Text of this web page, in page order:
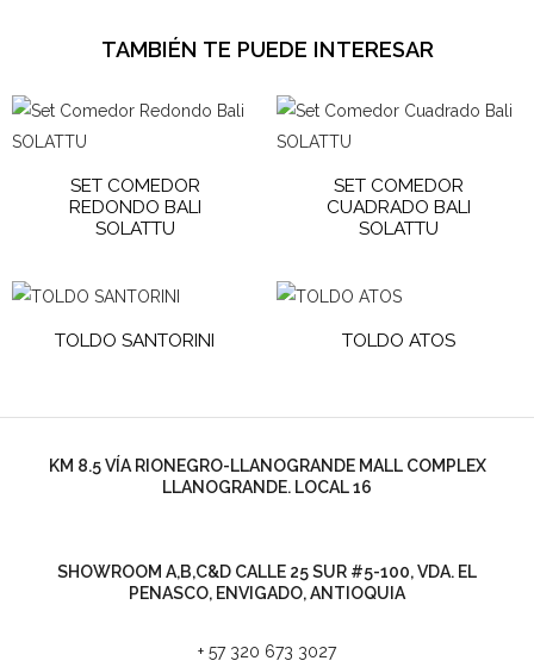
TAMBIÉN TE PUEDE INTERESAR
SET COMEDOR
REDONDO BALI
SOLATTU
SET COMEDOR
CUADRADO BALI
SOLATTU
TOLDO SANTORINI TOLDO ATOS
KM 8.5 VÍA RIONEGRO-LLANOGRANDE MALL COMPLEX
LLANOGRANDE. LOCAL 16
SHOWROOM A,B,C&D CALLE 25 SUR #5-100, VDA. EL
PENASCO, ENVIGADO, ANTIOQUIA
+ 57 320 673 3027